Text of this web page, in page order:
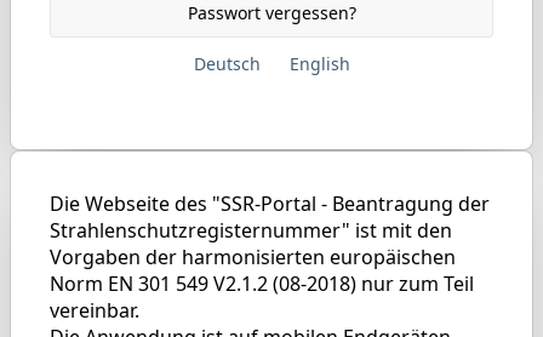
Passwort vergessen?
Deutsch English
Die Webseite des "SSR-Portal - Beantragung der
Strahlenschutzregisternummer" ist mit den
Vorgaben der harmonisierten europäischen
Norm EN 301 549 V2.1.2 (08-2018) nur zum Teil
vereinbar.